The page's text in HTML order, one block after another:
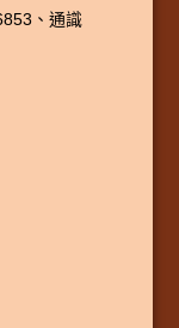
、通識